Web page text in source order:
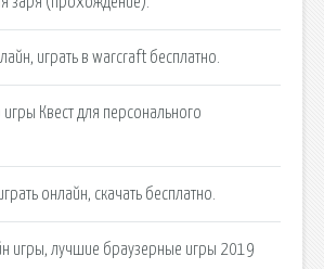
играть в warcraft бесплатно.
игры Квест для персонального
онлайн, скачать бесплатно.
игры, лучшие браузерные игры 2019